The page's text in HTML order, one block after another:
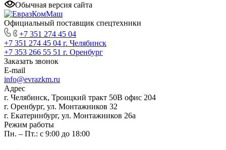
Обычная версия сайта
Официальный поставщик спецтехники
+7 351 274 45 04
+7 351 274 45 04 г. Челябинск
+7 353 266 55 51 г. Оренбург
Заказать звонок
E-mail
info@evrazkm.ru
Адрес
г. Челябинск, Троицкий тракт 50В офис 204
г. Оренбург, ул. Монтажников 32
г. Екатеринбург, ул. Монтажников 26а
Режим работы
Пн. – Пт.: с 9:00 до 18:00